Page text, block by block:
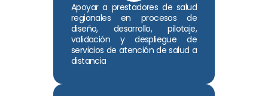
Apoyar a prestadores de salud
regionales en procesos de
diseño, desarrollo, pilotaje,
validación y despliegue de
servicios de atención de salud a
distancia